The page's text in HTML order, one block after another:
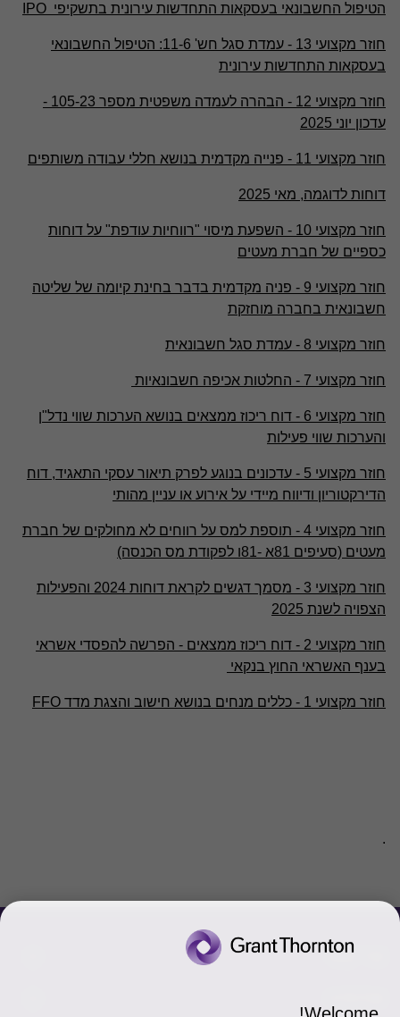
הטיפול החשבונאי בעסקאות התחדשות עירונית בתשקיפי IPO
חוזר מקצועי 13 - עמדת סגל חש' 11-6: הטיפול החשבונאי
בעסקאות התחדשות עירונית
חוזר מקצועי 12 - הבהרה לעמדה משפטית מספר 105-23 -
עדכון יוני 2025
חוזר מקצועי 11 - פנייה מקדמית בנושא חללי עבודה משותפים
דוחות לדוגמה, מאי 2025
חוזר מקצועי 10 - השפעת מיסוי "רווחיות עודפת" על דוחות
כספיים של חברת מעטים
חוזר מקצועי 9 - פניה מקדמית בדבר בחינת קיומה של שליטה
חשבונאית בחברה מוחזקת
חוזר מקצועי 8 - עמדת סגל חשבונאית
חוזר מקצועי 7 - החלטות אכיפה חשבונאיות
חוזר מקצועי 6 - דוח ריכוז ממצאים בנושא הערכות שווי נדל"ן
והערכות שווי פעילות
חוזר מקצועי 5 - עדכונים בנוגע לפרק תיאור עסקי התאגיד, דוח
הדירקטוריון ודיווח מיידי על אירוע או עניין מהותי
חוזר מקצועי 4 - תוספת למס על רווחים לא מחולקים של חברת
מעטים (סעיפים 81א -81ו לפקודת מס הכנסה)
חוזר מקצועי 3 - מסמך דגשים לקראת דוחות 2024 והפעילות
הצפויה לשנת 2025
חוזר מקצועי 2 - דוח ריכוז ממצאים - הפרשה להפסדי אשראי
בענף האשראי החוץ בנקאי
חוזר מקצועי 1 - כללים מנחים בנושא חישוב והצגת מדד FFO
.
צור קשר